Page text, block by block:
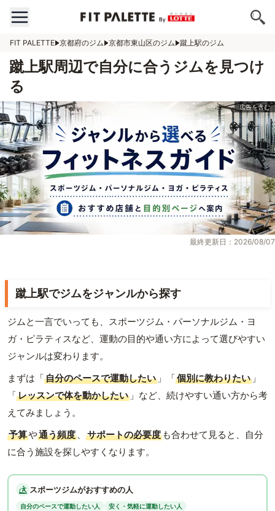
FIT PALETTE 京都府のジム 京都市東山区のジム 蹴上駅のジム
蹴上駅周辺で自分に合うジムを見つけ
る
最終更新日：2026/08/07
蹴上駅でジムをジャンルから探す
ジムと一言でいっても、スポーツジム・パーソナルジム・ヨ
ガ・ピラティスなど、運動の目的や通い方によって選びやすい
ジャンルは変わります。
まずは「自分のペースで運動したい 」「個別に教わりたい 」
「レッスンで体を動かしたい 」など、続けやすい通い方から考
えてみましょう。
予算や通う頻度 、 サポートの必要度 も合わせて見ると、自分
に合う施設を探しやすくなります。
スポーツジムがおすすめの人
自分のペースで運動したい人
安く・気軽に運動したい人